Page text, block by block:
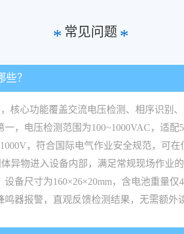
* 常见问题 *
？
核心功能覆盖交流电压检测、相序识别
，电压检测范围为100~1000VAC，适
，符合国际电气作业安全规范，可
异物进入设备内部，满足常规现场作业
备尺寸为160×26×20mm，含电池重量
器报警，直观反馈检测结果，无需额外